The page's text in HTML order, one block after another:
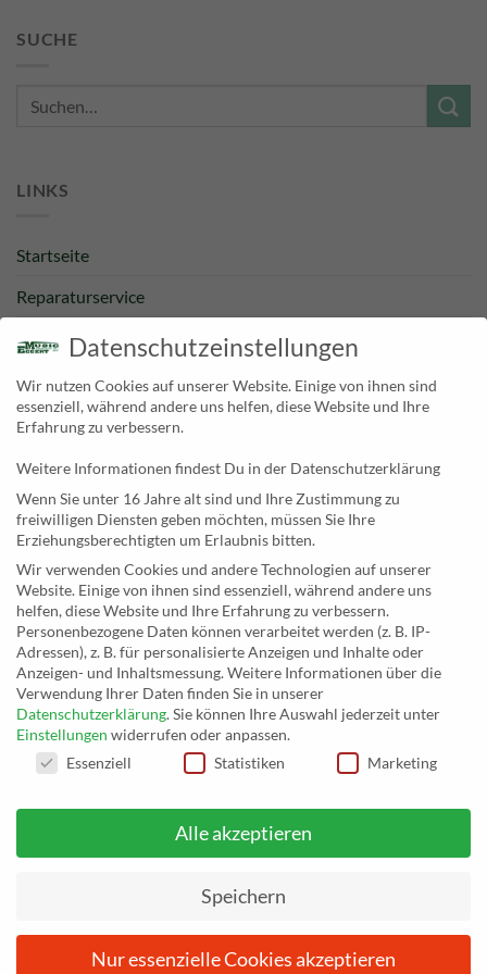
SUCHE
LINKS
Startseite
Reparaturservice
Bestpreisgarantie
Kategorien
Newsletter
KONTAKT
MusicEggert
Inh. Rolf Eggert
Paulstraße 2a
19249 Lübtheen
Telefon: +493885551353
E-Mail:
musikhaus@musiceggert.de
PayPal E-Mail:info@musiceggert.de
auf musikhaus.musiceggert.de.
26. Juni 2026bis einschließlich3. Juli 2026befinden wir
Datenschutzeinstellungen
Wir nutzen Cookies auf unserer Website. Einige von ihnen sind
essenziell, während andere uns helfen, diese Website und Ihre
Erfahrung zu verbessern.
Weitere Informationen findest Du in der Datenschutzerklärung
Wenn Sie unter 16 Jahre alt sind und Ihre Zustimmung zu
freiwilligen Diensten geben möchten, müssen Sie Ihre
Erziehungsberechtigten um Erlaubnis bitten.
Wir verwenden Cookies und andere Technologien auf unserer
Website. Einige von ihnen sind essenziell, während andere uns
helfen, diese Website und Ihre Erfahrung zu verbessern.
Personenbezogene Daten können verarbeitet werden (z. B. IP-
Adressen), z. B. für personalisierte Anzeigen und Inhalte oder
Anzeigen- und Inhaltsmessung.Weitere Informationen über die
Verwendung Ihrer Daten finden Sie in unserer
Datenschutzerklärung.Sie können Ihre Auswahl jederzeit unter
Einstellungen widerrufen oder anpassen.
DATENSCHUTZEINSTELLUNGEN
Essenziell Statistiken Marketing
Alle akzeptieren
Speichern
Nur essenzielle Cookies akzeptieren